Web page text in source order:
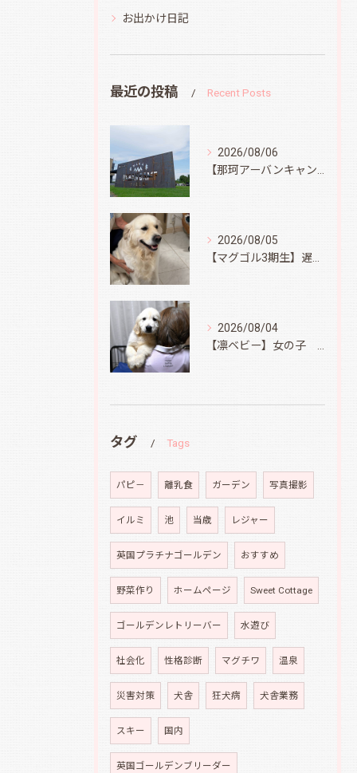
お出かけ日記
最近の投稿 Recent Posts
2026/08/06
2026/08/05
2026/08/04
タグ Tags
パピ－ 離乳食 ガーデン 写真撮影
イルミ 池 当歳 レジャー
英国プラチナゴールデン おすすめ
野菜作り ホームページ Sweet Cottage
ゴールデンレトリーバー 水遊び
社会化 性格診断 マグチワ 温泉
災害対策 犬舎 狂犬病 犬舎業務
スキー 国内
英国ゴールデンブリーダー